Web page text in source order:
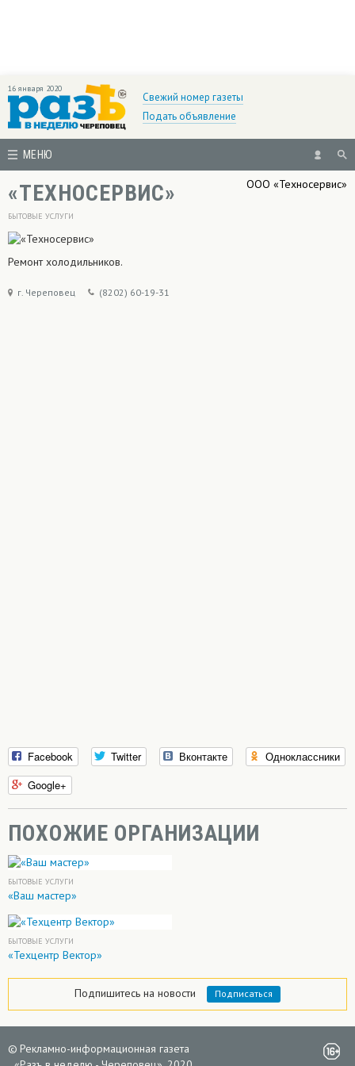
16 января 2020
Свежий номер газеты
Подать объявление
МЕНЮ
«ТЕХНОСЕРВИС» ООО «Техносервис»
БЫТОВЫЕ УСЛУГИ
Ремонт холодильников.
г. Череповец (8202) 60-19-31
Facebook Twitter Вконтакте
Одноклассники
Google+
ПОХОЖИЕ ОРГАНИЗАЦИИ
БЫТОВЫЕ УСЛУГИ
«Ваш мастер»
БЫТОВЫЕ УСЛУГИ
«Техцентр Вектор»
Подпишитесь на новости Подписаться
© Рекламно-информационная газета